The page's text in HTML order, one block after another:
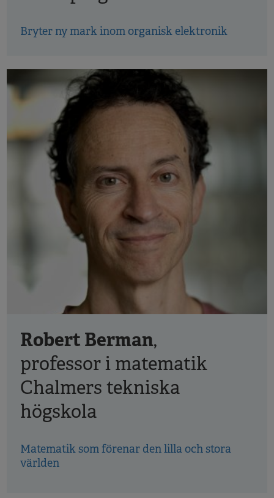
Bryter ny mark inom organisk elektronik
Robert Berman,
professor i matematik
Chalmers tekniska
högskola
Matematik som förenar den lilla och stora
världen